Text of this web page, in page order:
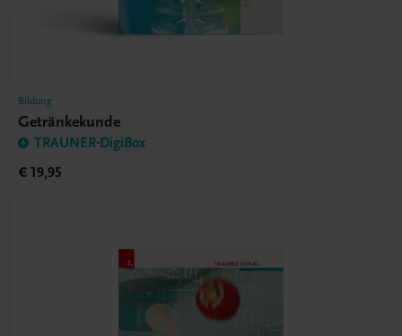
Bildung
Getränkekunde
TRAUNER-DigiBox
€ 19,95